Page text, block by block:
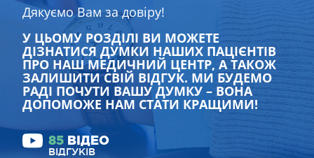
Дякуємо Вам за довіру!
У ЦЬОМУ РОЗДІЛІ ВИ МОЖЕТЕ
ДІЗНАТИСЯ ДУМКИ НАШИХ ПАЦІЄНТІВ
ПРО НАШ МЕДИЧНИЙ ЦЕНТР, А ТАКОЖ
ЗАЛИШИТИ СВІЙ ВІДГУК. МИ БУДЕМО
РАДІ ПОЧУТИ ВАШУ ДУМКУ – ВОНА
ДОПОМОЖЕ НАМ СТАТИ КРАЩИМИ!
85 ВІДЕО
ВІДГУКІВ